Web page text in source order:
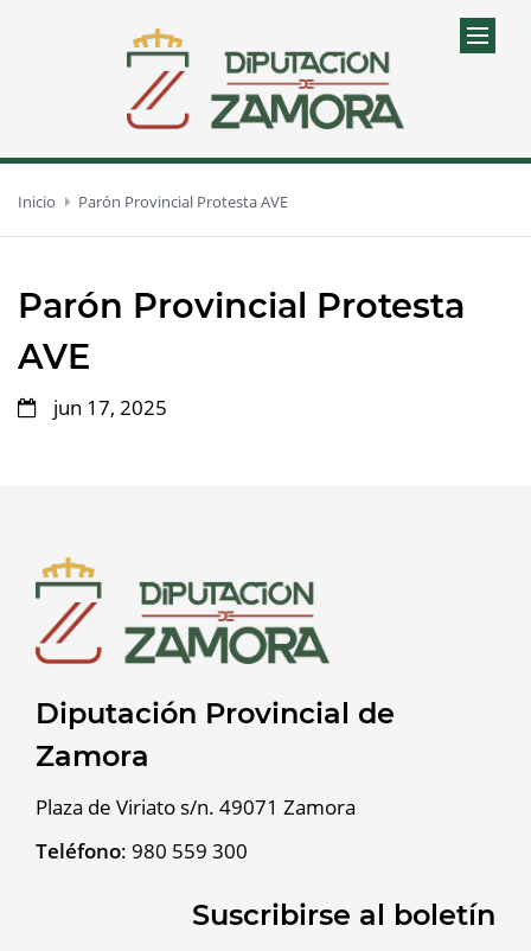
Inicio Parón Provincial Protesta AVE
Parón Provincial Protesta
AVE
jun 17, 2025
Diputación Provincial de
Zamora
Plaza de Viriato s/n. 49071 Zamora
Teléfono: 980 559 300
Suscribirse al boletín